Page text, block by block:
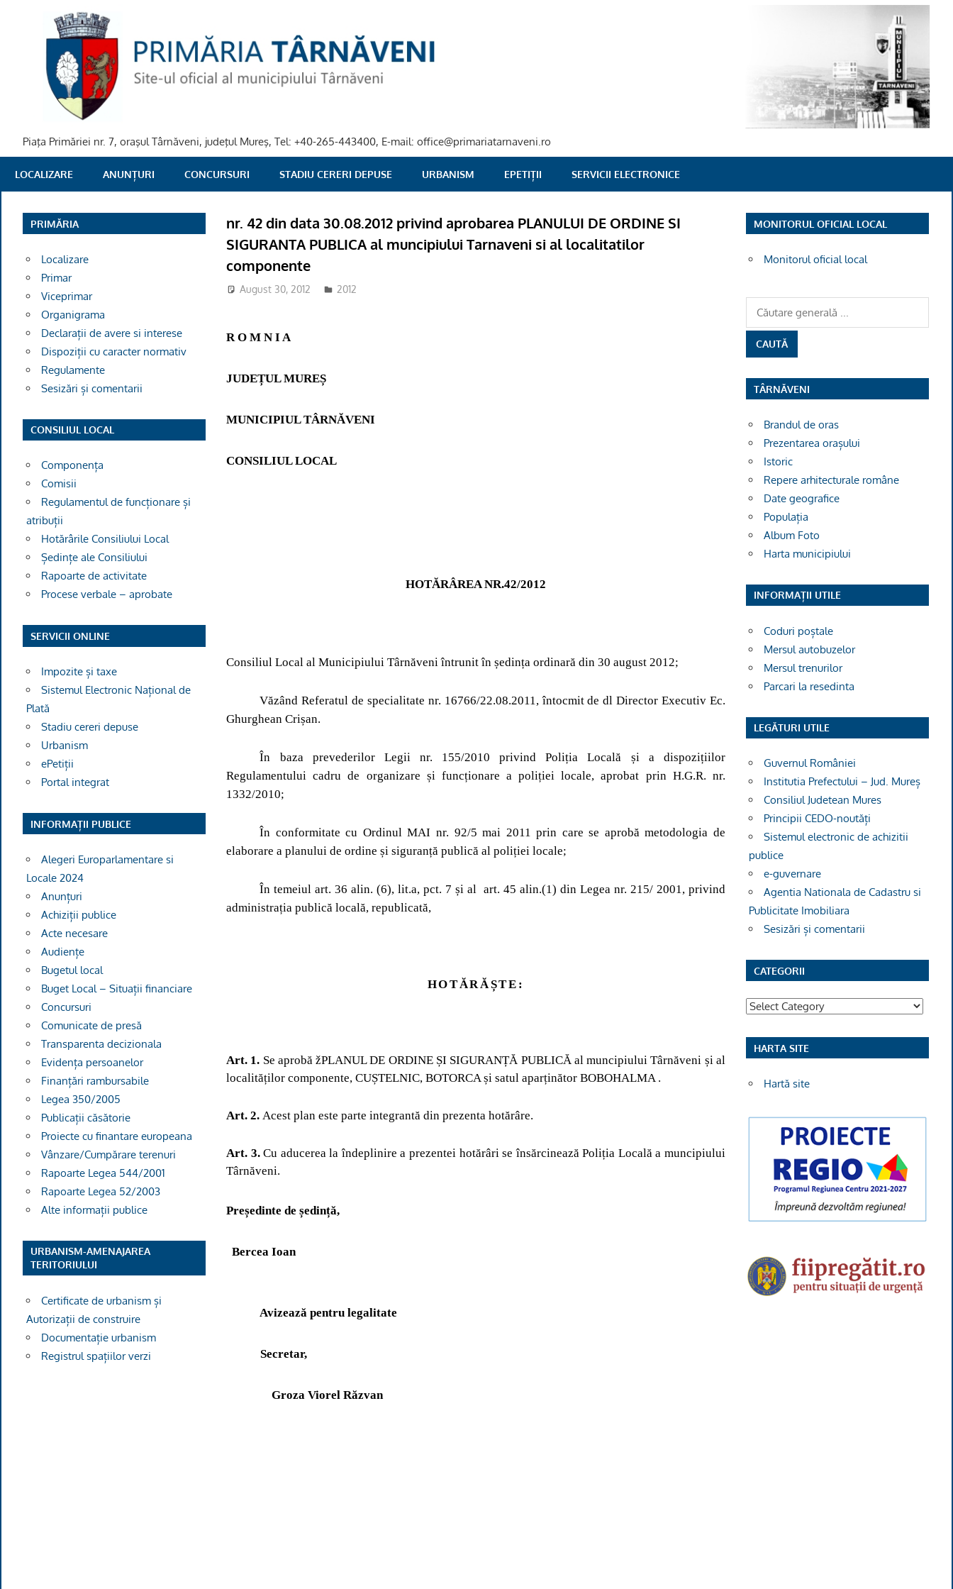
PRIMARIA
TARNAVENI
Piaţa Primăriei nr. 7, oraşul Târnăveni, judeţul Mureş, Tel: +40-265-443400, E-mail: office@primariatarnaveni.ro
LOCALIZARE ANUNȚURI CONCURSURI STADIU CERERI DEPUSE URBANISM EPETIȚII SERVICII ELECTRONICE
nr. 42 din data 30.08.2012 privind aprobarea PLANULUI DE ORDINE SI
SIGURANTA PUBLICA al muncipiului Tarnaveni si al localitatilor
componente
August 30, 2012 2012
R O M N I A
JUDEȚUL MUREȘ
MUNICIPIUL TÂRNĂVENI
CONSILIUL LOCAL
HOTĂRÂREA NR.42/2012
Consiliul Local al Municipiului Târnăveni întrunit în ședința ordinară din 30 august 2012;
Văzând Referatul de specialitate nr. 16766/22.08.2011, întocmit de dl Director Executiv Ec.
Ghurghean Crișan.
În baza prevederilor Legii nr. 155/2010 privind Poliția Locală și a dispozițiilor
Regulamentului cadru de organizare și funcționare a poliției locale, aprobat prin H.G.R. nr.
1332/2010;
În conformitate cu Ordinul MAI nr. 92/5 mai 2011 prin care se aprobă metodologia de
elaborare a planului de ordine și siguranță publică al poliției locale;
În temeiul art. 36 alin. (6), lit.a, pct. 7 și al
art. 45 alin.(1) din Legea nr. 215/ 2001, privind
administrația publică locală, republicată,
HOTĂRĂȘTE:
Art. 1. Se aprobă žPLANUL DE ORDINE ȘI SIGURANȚĂ PUBLICĂ al muncipiului Târnăveni și al
localităților componente, CUȘTELNIC, BOTORCA și satul aparținător BOBOHALMA .
Art. 2. Acest plan este parte integrantă din prezenta hotărâre.
Art. 3.Cu aducerea la îndeplinire a prezentei hotărâri se însărcinează Poliția Locală a muncipiului
Târnăveni.
Președinte de ședință,
Bercea Ioan
Avizează pentru legalitate
Secretar,
Groza Viorel Răzvan
PRIMĂRIA
Localizare
Primar
Viceprimar
Organigrama
Declarații de avere si interese
Dispoziții cu caracter normativ
Regulamente
Sesizări și comentarii
CONSILIUL LOCAL
Componența
Comisii
Regulamentul de funcționare și
atribuții
Hotărârile Consiliului Local
Ședințe ale Consiliului
Rapoarte de activitate
Procese verbale – aprobate
SERVICII ONLINE
Impozite și taxe
Sistemul Electronic Național de
Plată
Stadiu cereri depuse
Urbanism
ePetiții
Portal integrat
INFORMAȚII PUBLICE
Alegeri Europarlamentare si
Locale 2024
Anunțuri
Achiziții publice
Acte necesare
Audiențe
Bugetul local
Buget Local – Situații financiare
Concursuri
Comunicate de presă
Transparenta decizionala
Evidența persoanelor
Finanțări rambursabile
Legea 350/2005
Publicații căsătorie
Proiecte cu finantare europeana
Vânzare/Cumpărare terenuri
Rapoarte Legea 544/2001
Rapoarte Legea 52/2003
Alte informații publice
URBANISM-AMENAJAREA
TERITORIULUI
Certificate de urbanism și
Autorizații de construire
Documentație urbanism
Registrul spațiilor verzi
MONITORUL OFICIAL LOCAL
Monitorul oficial local
TÂRNĂVENI
Brandul de oras
Prezentarea orașului
Istoric
Repere arhitecturale române
Date geografice
Populația
Album Foto
Harta municipiului
INFORMAȚII UTILE
Coduri poștale
Mersul autobuzelor
Mersul trenurilor
Parcari la resedinta
LEGĂTURI UTILE
Guvernul României
Institutia Prefectului – Jud. Mureș
Consiliul Judetean Mures
Principii CEDO-noutăți
Sistemul electronic de achizitii
publice
e-guvernare
Agentia Nationala de Cadastru si
Publicitate Imobiliara
Sesizări și comentarii
CATEGORII
Categorii
HARTA SITE
Hartă site